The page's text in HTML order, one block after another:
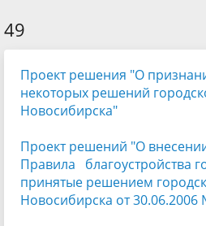
49
Проект решения "О
некоторых решений
Новосибирска"
Проект решений "О
Правила благоустройства
принятые решением
Новосибирска от 30.06.2006